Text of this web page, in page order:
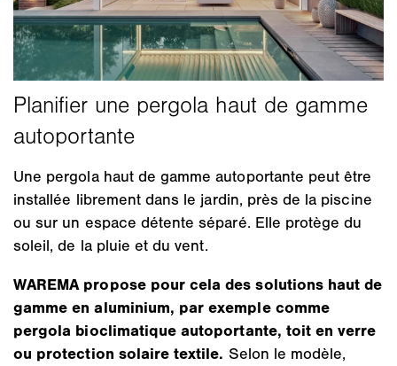
Une pergola haut de gamme autoportante peut être
installée librement dans le jardin, près de la piscine
ou sur un espace détente séparé. Elle protège du
soleil, de la pluie et du vent.
WAREMA propose pour cela des solutions haut de
gamme en aluminium, par exemple comme
pergola bioclimatique autoportante, toit en verre
ou protection solaire textile. Selon le modèle,